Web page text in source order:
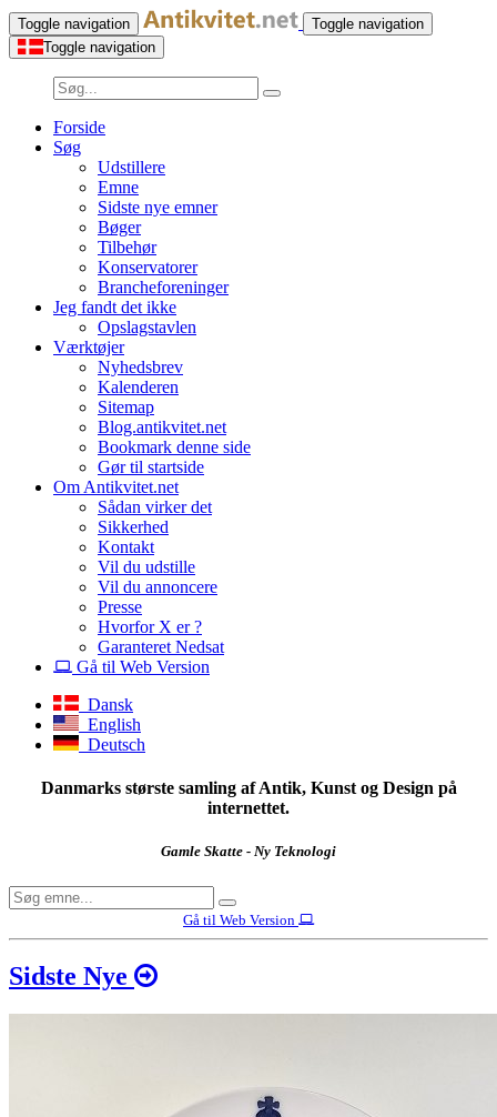
Toggle navigation
Toggle navigation
Toggle navigation
Forside
Søg
Udstillere
Emne
Sidste nye emner
Bøger
Tilbehør
Konservatorer
Brancheforeninger
Jeg fandt det ikke
Opslagstavlen
Værktøjer
Nyhedsbrev
Kalenderen
Sitemap
Blog.antikvitet.net
Bookmark denne side
Gør til startside
Om Antikvitet.net
Sådan virker det
Sikkerhed
Kontakt
Vil du udstille
Vil du annoncere
Presse
Hvorfor X er ?
Garanteret Nedsat
Gå til Web Version
Dansk
English
Deutsch
Danmarks største samling af Antik, Kunst og Design på
internettet.
Gamle Skatte - Ny Teknologi
Gå til Web Version
Sidste Nye